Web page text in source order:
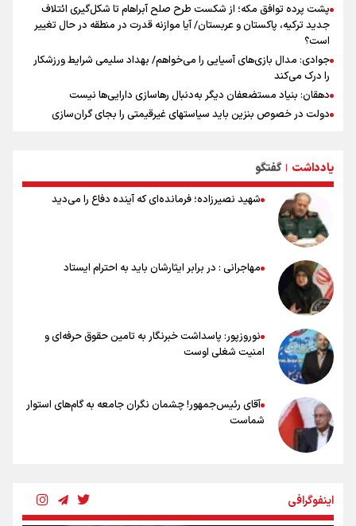
پشت پرده توافق مکه؛ از شکست طرح صلح آبراهام تا شکل‌گیری ائتلاف
جدید ترکیه، پاکستان و عربستان/ آیا موازنه قدرت در منطقه در حال تغییر
است؟
جوادی: مدال بازی‌های آسیایی را می‌خواهم/ بهداد سلیمی شرایط ورزشکار
را درک می‌کند
دهقان: بنیاد مستضعفان دیگر به‌دنبال رهاسازی دارایی‌ها نیست
دولت در خصوص بنزین باید سیاستهای غیرقیمتی را بجای گران‌سازی
جزئیات بازگشت کارشناسان روس به نیروگاه بوشهر
کلیپی از سفر دو روزه وزیر ورزش و جوانان به جمهوری آذربایجان
۳۴۰ میلیون دلار تسهیلات برای بازسازی صنایع آسیب‌دیده اختصاص
می‌یابد
رسانه ستون پنجم اکوسیستم قدرت‌بنیان
هدف‌گذاری پرداخت ۳۰ هزار وام اشتغال تا پایان سال
استقبال ۳ هزار جوان از کارگاه‌های مهارت‌آموزی در ۲۵۰ شهرستان کشور
یادداشت | گفتگو
شهید نصیرزاده؛ فرمانده‌ای که آینده دفاع را می‌دید
مهاجرانی : در برابر ایثارشان باید به احترام ایستاد
نوروزپور: پاسداشت خبرنگار به تامین حقوق حرفه‌ای و
امنیت شغلی اوست
آقای رئیس‌جمهور! چشمان نگران جامعه به گام‌های استوار
شماست
اینفوگرافی